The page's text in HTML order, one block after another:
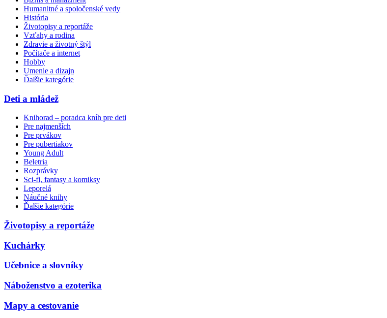
Humanitné a spoločenské vedy
História
Životopisy a reportáže
Vzťahy a rodina
Zdravie a životný štýl
Počítače a internet
Hobby
Umenie a dizajn
Ďalšie kategórie
Deti a mládež
Knihorad – poradca kníh pre deti
Pre najmenších
Pre prvákov
Pre pubertiakov
Young Adult
Beletria
Rozprávky
Sci-fi, fantasy a komiksy
Leporelá
Náučné knihy
Ďalšie kategórie
Životopisy a reportáže
Kuchárky
Učebnice a slovníky
Náboženstvo a ezoterika
Mapy a cestovanie